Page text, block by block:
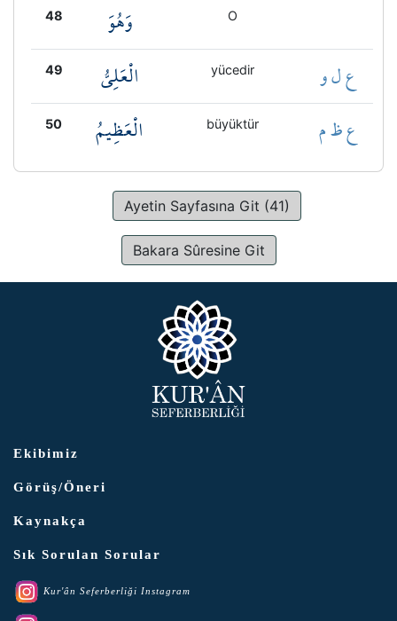
48 وَهُوَ O
49 الْعَلِيُّ yücedir ع ل و
50 الْعَظِيمُ büyüktür ع ظ م
Ayetin Sayfasına Git (41)
Bakara Sûresine Git
Ekibimiz
Görüş/Öneri
Kaynakça
Sık Sorulan Sorular
Kur'ân Seferberliği Instagram